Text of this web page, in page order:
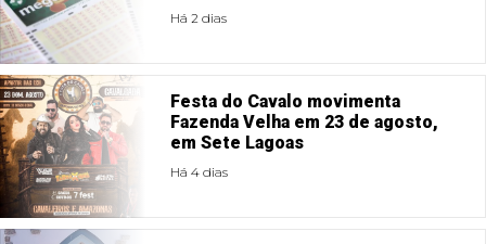
Há 2 dias
Festa do Cavalo movimenta
Fazenda Velha em 23 de agosto,
em Sete Lagoas
Há 4 dias